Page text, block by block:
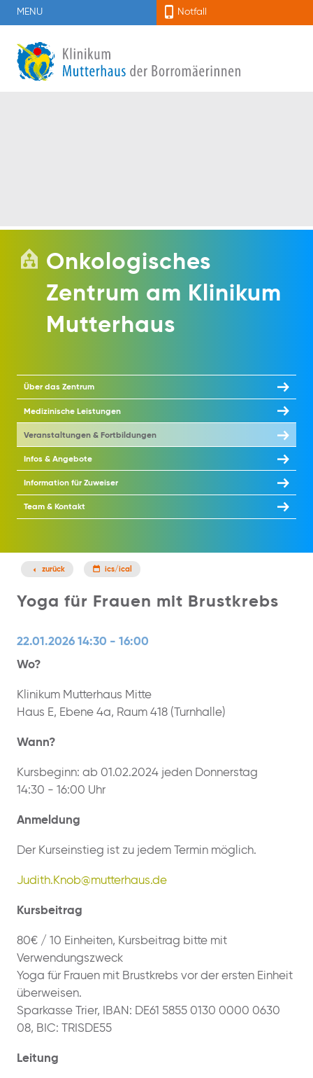
MENU Notfall
Onkologisches
Zentrum am Klinikum
Mutterhaus
Über das Zentrum
Medizinische Leistungen
Veranstaltungen & Fortbildungen
Infos & Angebote
Information für Zuweiser
Team & Kontakt
Yoga für Frauen mit Brustkrebs
22.01.2026 14:30 - 16:00
Wo?
Klinikum Mutterhaus Mitte
Haus E, Ebene 4a, Raum 418 (Turnhalle)
Wann?
Kursbeginn: ab 01.02.2024 jeden Donnerstag
14:30 - 16:00 Uhr
Anmeldung
Der Kurseinstieg ist zu jedem Termin möglich.
Judith.Knob@mutterhaus.de
Kursbeitrag
80€ / 10 Einheiten, Kursbeitrag bitte mit
Verwendungszweck
Yoga für Frauen mit Brustkrebs vor der ersten Einheit
überweisen.
Sparkasse Trier, IBAN: DE61 5855 0130 0000 0630
08, BIC: TRISDE55
Leitung
zurück ics/ical